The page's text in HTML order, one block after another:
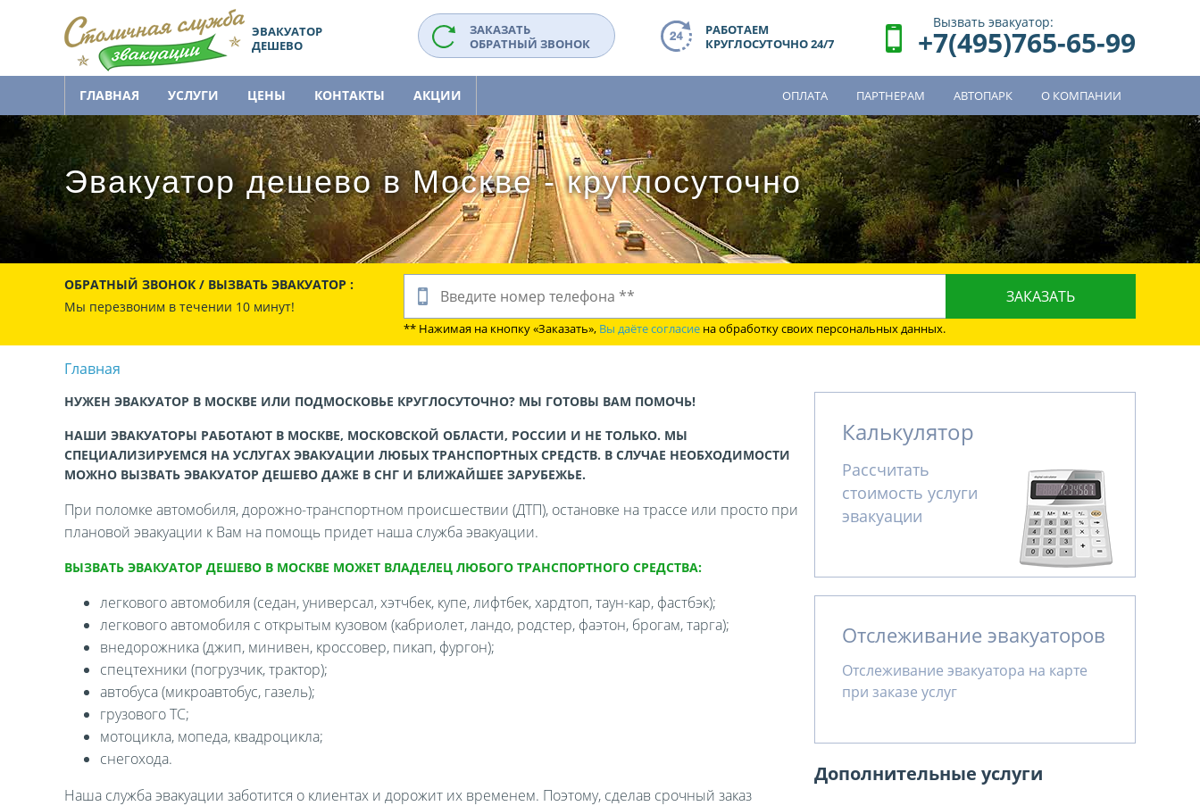
ЭВАКУАТОР
ДЕШЕВО
ЗАКАЗАТЬ
ОБРАТНЫЙ ЗВОНОК
РАБОТАЕМ
КРУГЛОСУТОЧНО 24/7
Вызвать эвакуатор:
+7(495)765-65-99
ГЛАВНАЯ УСЛУГИ ЦЕНЫ КОНТАКТЫ АКЦИИ ОПЛАТА ПАРТНЕРАМ АВТОПАРК О КОМПАНИИ
Эвакуатор дешево в Москве - круглосуточно
ОБРАТНЫЙ ЗВОНОК / ВЫЗВАТЬ ЭВАКУАТОР :
Мы перезвоним в течении 10 минут!
** Нажимая на кнопку «Заказать», Вы даёте согласие на обработку своих персональных данных.
Главная
НУЖЕН ЭВАКУАТОР В МОСКВЕ ИЛИ ПОДМОСКОВЬЕ КРУГЛОСУТОЧНО? МЫ ГОТОВЫ ВАМ ПОМОЧЬ!
НАШИ ЭВАКУАТОРЫ РАБОТАЮТ В МОСКВЕ, МОСКОВСКОЙ ОБЛАСТИ, РОССИИ И НЕ ТОЛЬКО. МЫ
СПЕЦИАЛИЗИРУЕМСЯ НА УСЛУГАХ ЭВАКУАЦИИ ЛЮБЫХ ТРАНСПОРТНЫХ СРЕДСТВ. В СЛУЧАЕ НЕОБХОДИМОСТИ
МОЖНО ВЫЗВАТЬ ЭВАКУАТОР ДЕШЕВО ДАЖЕ В СНГ И БЛИЖАЙШЕЕ ЗАРУБЕЖЬЕ.
При поломке автомобиля, дорожно-транспортном происшествии (ДТП), остановке на трассе или просто при
плановой эвакуации к Вам на помощь придет наша служба эвакуации.
ВЫЗВАТЬ ЭВАКУАТОР ДЕШЕВО В МОСКВЕ МОЖЕТ ВЛАДЕЛЕЦ ЛЮБОГО ТРАНСПОРТНОГО СРЕДСТВА:
легкового автомобиля (седан, универсал, хэтчбек, купе, лифтбек, хардтоп, таун-кар, фастбэк);
легкового автомобиля с открытым кузовом (кабриолет, ландо, родстер, фаэтон, брогам, тарга);
внедорожника (джип, минивен, кроссовер, пикап, фургон);
спецтехники (погрузчик, трактор);
автобуса (микроавтобус, газель);
грузового ТС;
мотоцикла, мопеда, квадроцикла;
снегохода.
Наша служба эвакуации заботится о клиентах и дорожит их временем. Поэтому, сделав срочный заказ
Калькулятор
Рассчитать
стоимость услуги
эвакуации
Отслеживание эвакуаторов
Отслеживание эвакуатора на карте
при заказе услуг
Дополнительные услуги